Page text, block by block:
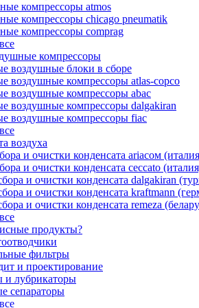
компрессоры atmos
компрессоры chicago pneumatik
компрессоры comprag
компрессоры
воздушные блоки в сборе
воздушные компрессоры atlas-copco
воздушные компрессоры abac
воздушные компрессоры dalgakiran
воздушные компрессоры fiac
воздуха
и очистки конденсата ariacом
и очистки конденсата ceccato
и очистки конденсата dalgakiran
и очистки конденсата kraftmann
и очистки конденсата remeza
продукты?
фильтры
и проектирование
и лубрикаторы
сепараторы